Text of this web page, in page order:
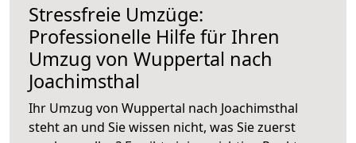
Stressfreie Umzüge:
Professionelle Hilfe für Ihren
Umzug von Wuppertal nach
Joachimsthal
Ihr Umzug von Wuppertal nach Joachimsthal
steht an und Sie wissen nicht, was Sie zuerst